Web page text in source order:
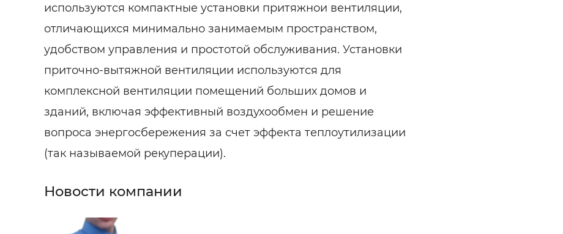
используются компактные установки притяжнои вентиляции,
отличающихся минимально занимаемым пространством,
удобством управления и простотой обслуживания. Установки
приточно-вытяжной вентиляции используются для
комплексной вентиляции помещений больших домов и
зданий, включая эффективный воздухообмен и решение
вопроса энергосбережения за счет эффекта теплоутилизации
(так называемой рекуперации).
Новости компании